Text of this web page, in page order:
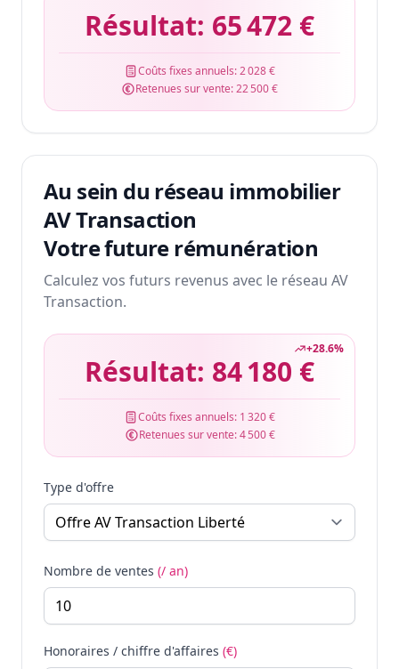
Résultat: 65 472 €
Coûts fixes annuels:2 028 €
Retenues sur vente:22 500 €
Au sein du réseau immobilier
AV Transaction
Votre future rémunération
Calculez vos futurs revenus avec le réseau AV
Transaction.
+28.6%
Résultat: 84 180 €
Coûts fixes annuels: 1 320 €
Retenues sur vente:4 500 €
Type d'offre
Nombre de ventes (/ an)
Honoraires / chiffre d'affaires (€)